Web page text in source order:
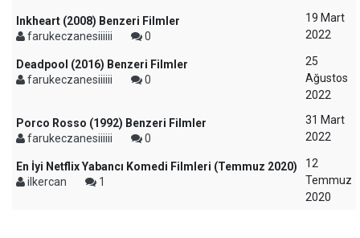
Inkheart (2008) Benzeri Filmler
farukeczanesiiiiii
0
19 Mart
2022
Deadpool (2016) Benzeri Filmler
farukeczanesiiiiii
0
25
Ağustos
2022
Porco Rosso (1992) Benzeri Filmler
farukeczanesiiiiii
0
31 Mart
2022
En İyi Netflix Yabancı Komedi Filmleri (Temmuz 2020)
ilkercan
1
12
Temmuz
2020